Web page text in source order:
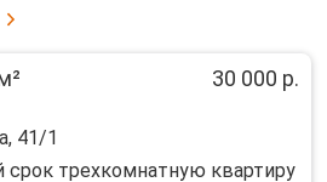
30 000 р.
41/1
трехкомнатную квартиру